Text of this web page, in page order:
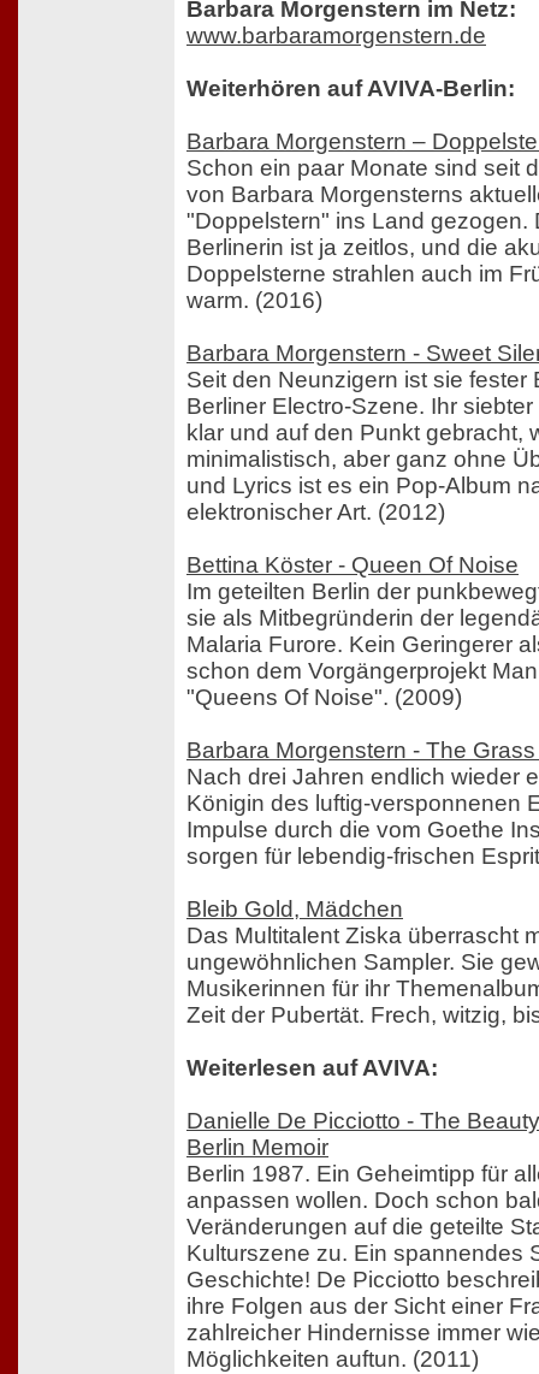
Barbara Morgenstern im Netz:
www.barbaramorgenstern.de
Weiterhören auf AVIVA-Berlin:
Barbara Morgenstern –
Schon ein paar Monate sind seit
von Barbara Morgensterns
"Doppelstern" ins Land gezogen.
Berlinerin ist ja zeitlos, und die
Doppelsterne strahlen auch im
warm. (2016)
Barbara Morgenstern - Sweet
Seit den Neunzigern ist sie fester
Berliner Electro-Szene. Ihr
klar und auf den Punkt gebracht,
minimalistisch, aber ganz ohne
und Lyrics ist es ein Pop-Album
elektronischer Art. (2012)
Bettina Köster - Queen Of Noise
Im geteilten Berlin der
sie als Mitbegründerin der
Malaria Furore. Kein Geringerer
schon dem Vorgängerprojekt
"Queens Of Noise". (2009)
Barbara Morgenstern - The
Nach drei Jahren endlich wieder
Königin des luftig-versponnenen
Impulse durch die vom Goethe
sorgen für lebendig-frischen
Bleib Gold, Mädchen
Das Multitalent Ziska überrascht
ungewöhnlichen Sampler. Sie
Musikerinnen für ihr
Zeit der Pubertät. Frech, witzig,
Weiterlesen auf AVIVA:
Danielle De Picciotto - The
Berlin Memoir
Berlin 1987. Ein Geheimtipp für
anpassen wollen. Doch schon
Veränderungen auf die geteilte
Kulturszene zu. Ein spannendes
Geschichte! De Picciotto
ihre Folgen aus der Sicht einer
zahlreicher Hindernisse immer
Möglichkeiten auftun. (2011)